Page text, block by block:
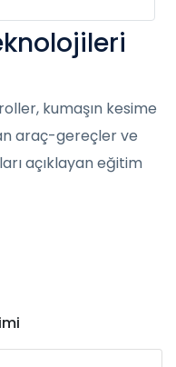
kumaşın kesime
araç-gereçler ve
açıklayan eğitim